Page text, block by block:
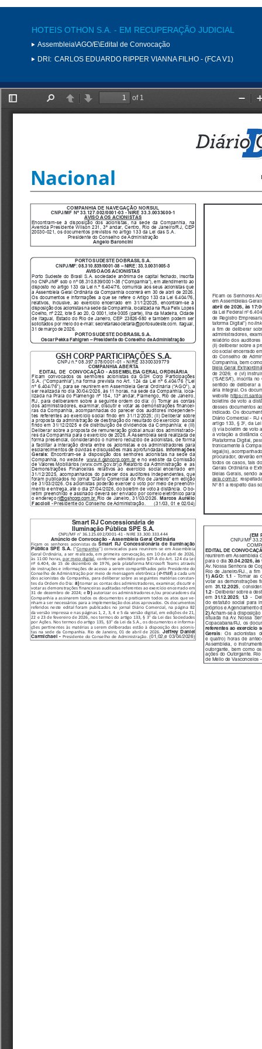
HOTEIS OTHON S.A. - EM RECUPERAÇÃO JUDICIAL
Assembleia\AGO/E\Edital de Convocação
DRI: CARLOS EDUARDO RIPPER VIANNA FILHO - (FCA V1)